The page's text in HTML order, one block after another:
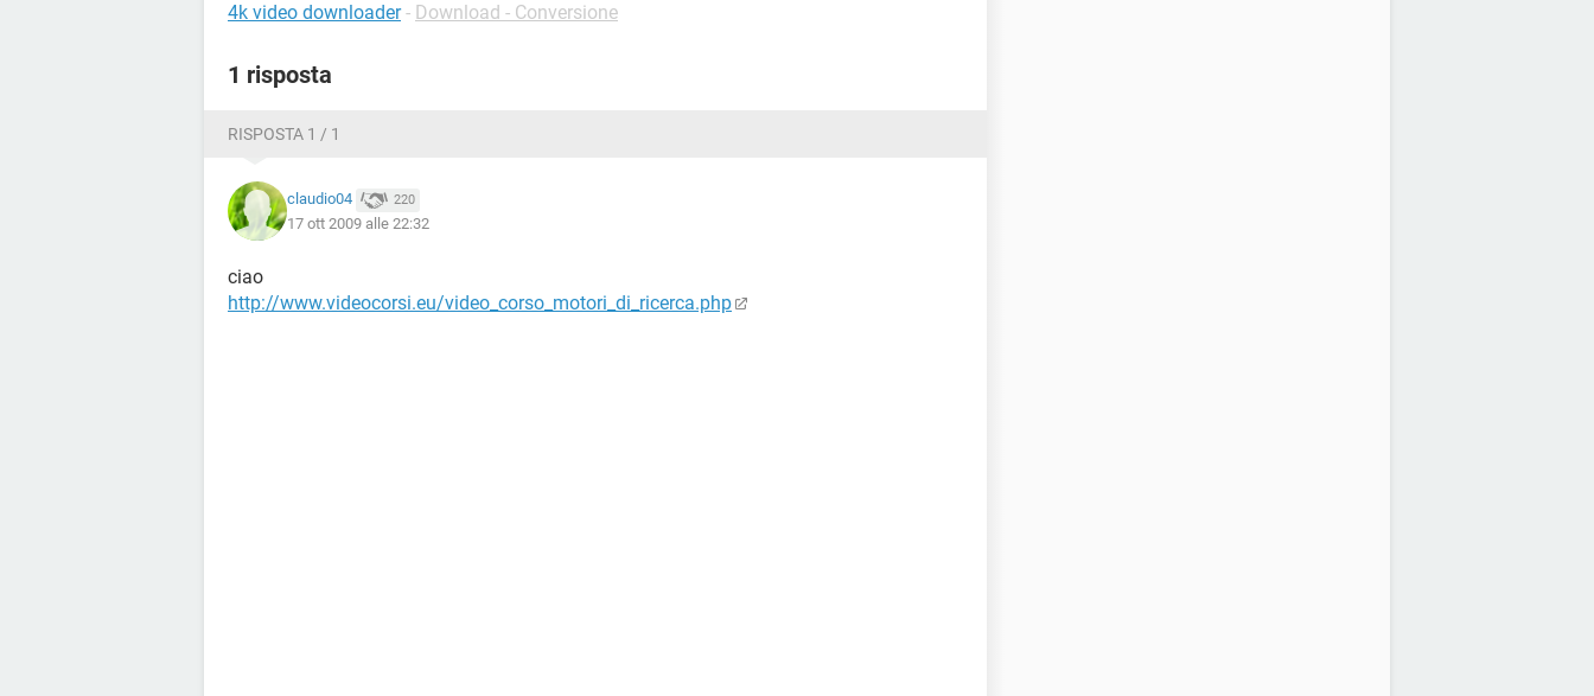
4k video downloader - Download - Conversione
1 risposta
RISPOSTA 1 / 1
claudio04 220
17 ott 2009 alle 22:32
ciao
http://www.videocorsi.eu/video_corso_motori_di_ricerca.php